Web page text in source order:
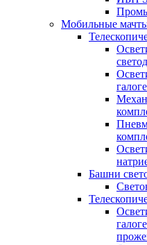
Мобильные
Башни